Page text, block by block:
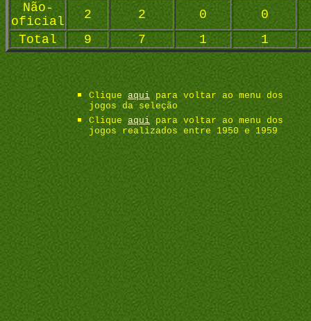
Não-
oficial
2 2 0
0
Total
9 7 1 1
Clique aqui para voltar ao menu dos
jogos da seleção
Clique aqui para voltar ao menu dos
jogos realizados entre 1950 e 1959